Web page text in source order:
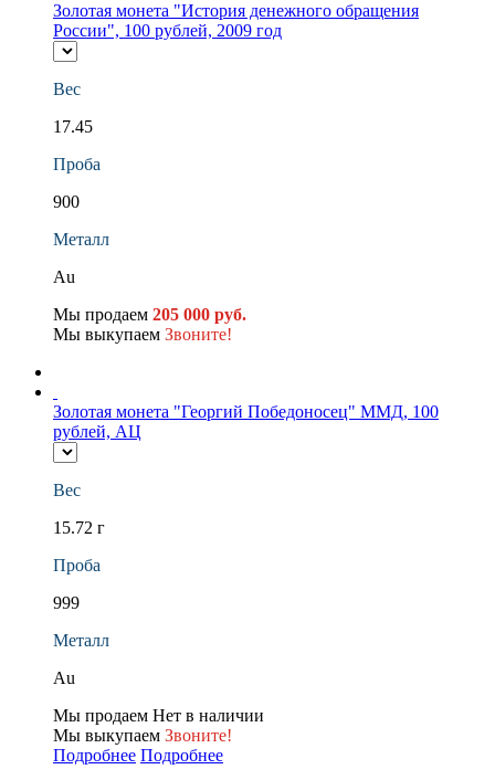
Золотая монета "История денежного обращения
России", 100 рублей, 2009 год
Вес
17.45
Проба
900
Металл
Au
Мы продаем 205 000 руб.
Мы выкупаем Звоните!
Золотая монета "Георгий Победоносец" ММД, 100
рублей, АЦ
Вес
15.72 г
Проба
999
Металл
Au
Мы продаем Нет в наличии
Мы выкупаем Звоните!
Подробнее Подробнее